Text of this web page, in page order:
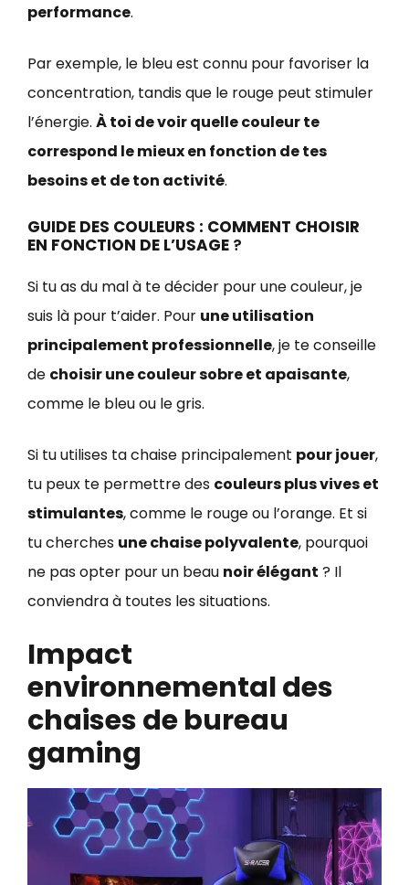
performance.
Par exemple, le bleu est connu pour favoriser la
concentration, tandis que le rouge peut stimuler
l’énergie. À toi de voir quelle couleur te
correspond le mieux en fonction de tes
besoins et de ton activité.
GUIDE DES COULEURS : COMMENT CHOISIR
EN FONCTION DE L’USAGE ?
Si tu as du mal à te décider pour une couleur, je
suis là pour t’aider. Pour une utilisation
principalement professionnelle, je te conseille
de choisir une couleur sobre et apaisante,
comme le bleu ou le gris.
Si tu utilises ta chaise principalement pour jouer,
tu peux te permettre des couleurs plus vives et
stimulantes, comme le rouge ou l’orange. Et si
tu cherches une chaise polyvalente, pourquoi
ne pas opter pour un beau noir élégant ? Il
conviendra à toutes les situations.
Impact
environnemental des
chaises de bureau
gaming